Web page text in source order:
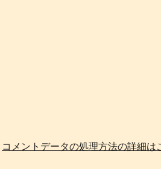
コメントデータの処理方法の詳細は